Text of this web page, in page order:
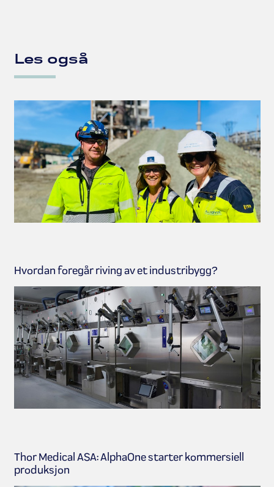
Les også
Hvordan foregår riving av et industribygg?
Thor Medical ASA: AlphaOne starter kommersiell
produksjon